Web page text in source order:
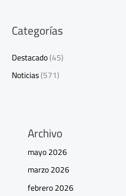
Categorías
Destacado(45)
Noticias(571)
Archivo
mayo 2026
marzo 2026
febrero 2026